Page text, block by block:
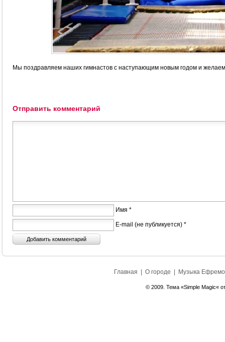
Мы поздравляем наших гимнастов с наступающим новым годом и
Отправить комментарий
Имя *
E-mail (не публикуется) *
Главная О городе Музыка
© 2009. Тема «Simple Magic«